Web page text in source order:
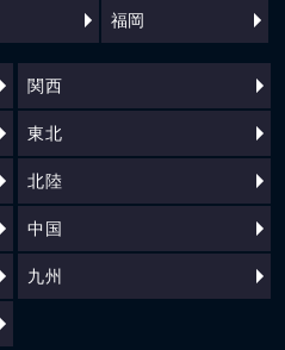
福岡
関西
東北
北陸
中国
九州